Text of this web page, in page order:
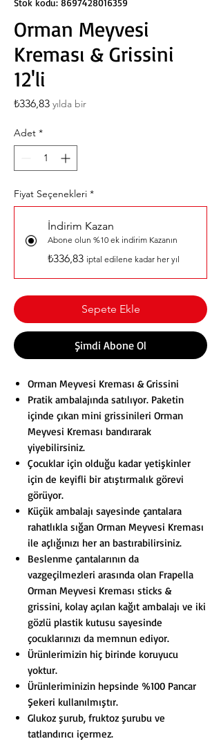
Stok kodu: 8697428016359
Orman Meyvesi
Kreması & Grissini
12'li
₺336,83Fiyat
yılda bir
Adet *
Fiyat Seçenekleri *
İndirim Kazan
Abone olun %10 ek indirim Kazanın
₺336,83 iptal edilene kadar her yıl
Sepete Ekle
Şimdi Abone Ol
Orman Meyvesi Kreması & Grissini
Pratik ambalajında satılıyor. Paketin
içinde çıkan mini grissinileri Orman
Meyvesi Kreması bandırarak
yiyebilirsiniz.
Çocuklar için olduğu kadar yetişkinler
için de keyifli bir atıştırmalık görevi
görüyor.
Küçük ambalajı sayesinde çantalara
rahatlıkla sığan Orman Meyvesi Kreması
ile açlığınızı her an bastırabilirsiniz.
Beslenme çantalarının da
vazgeçilmezleri arasında olan Frapella
Orman Meyvesi Kreması sticks &
grissini, kolay açılan kağıt ambalajı ve iki
gözlü plastik kutusu sayesinde
çocuklarınızı da memnun ediyor.
Ürünlerimizin hiç birinde koruyucu
yoktur.
Ürünleriminizin hepsinde %100 Pancar
Şekeri kullanılmıştır.
Glukoz şurub, fruktoz şurubu ve
tatlandırıcı içermez.